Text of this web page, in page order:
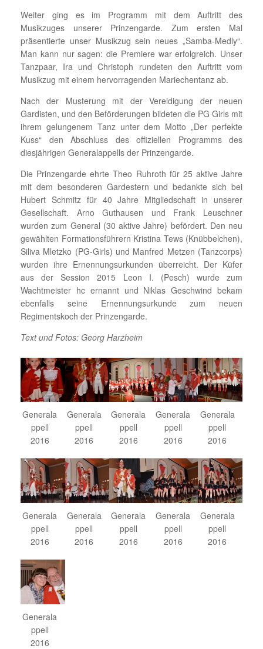
Weiter ging es im Programm mit dem Auftritt des
Musikzuges unserer Prinzengarde. Zum ersten Mal
präsentierte unser Musikzug sein neues „Samba-Medly“.
Man kann nur sagen: die Premiere war erfolgreich. Unser
Tanzpaar, Ira und Christoph rundeten den Auftritt vom
Musikzug mit einem hervorragenden Mariechentanz ab.
Nach der Musterung mit der Vereidigung der neuen
Gardisten, und den Beförderungen bildeten die PG Girls mit
ihrem gelungenem Tanz unter dem Motto „Der perfekte
Kuss“ den Abschluss des offiziellen Programms des
diesjährigen Generalappells der Prinzengarde.
Die Prinzengarde ehrte Theo Ruhroth für 25 aktive Jahre
mit dem besonderen Gardestern und bedankte sich bei
Hubert Schmitz für 40 Jahre Mitgliedschaft in unserer
Gesellschaft. Arno Guthausen und Frank Leuschner
wurden zum General (30 aktive Jahre) befördert. Den neu
gewählten Formationsführern Kristina Tews (Knübbelchen),
Siliva Mletzko (PG-Girls) und Manfred Metzen (Tanzcorps)
wurden ihre Ernennungsurkunden überreicht. Der Küfer
aus der Session 2015 Leon I. (Pesch) wurde zum
Wachtmeister hc ernannt und Niklas Geschwind bekam
ebenfalls seine Ernennungsurkunde zum neuen
Regimentskoch der Prinzengarde.
Text und Fotos: Georg Harzheim
Generala
ppell
2016
Generala
ppell
2016
Generala
ppell
2016
Generala
ppell
2016
Generala
ppell
2016
Generala
ppell
2016
Generala
ppell
2016
Generala
ppell
2016
Generala
ppell
2016
Generala
ppell
2016
Generala
ppell
2016